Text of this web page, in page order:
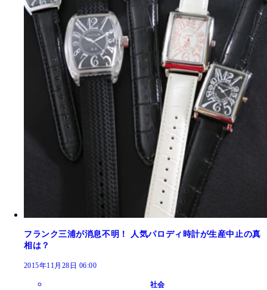
フランク三浦が消息不明！ 人気パロディ時計が生産中止の真
相は？
2015年11月28日 06:00
社会